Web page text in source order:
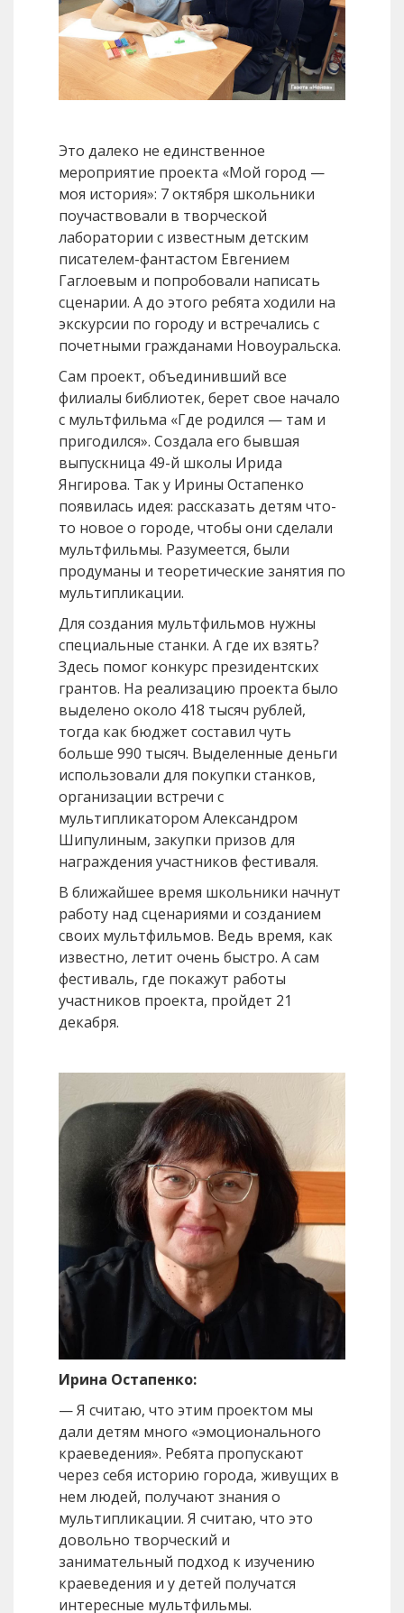
Это далеко не единственное
мероприятие проекта «Мой город —
моя история»: 7 октября школьники
поучаствовали в творческой
лаборатории с известным детским
писателем-фантастом Евгением
Гаглоевым и попробовали написать
сценарии. А до этого ребята ходили на
экскурсии по городу и встречались с
почетными гражданами Новоуральска.
Сам проект, объединивший все
филиалы библиотек, берет свое начало
с мультфильма «Где родился — там и
пригодился». Создала его бывшая
выпускница 49-й школы Ирида
Янгирова. Так у Ирины Остапенко
появилась идея: рассказать детям что-
то новое о городе, чтобы они сделали
мультфильмы. Разумеется, были
продуманы и теоретические занятия по
мультипликации.
Для создания мультфильмов нужны
специальные станки. А где их взять?
Здесь помог конкурс президентских
грантов. На реализацию проекта было
выделено около 418 тысяч рублей,
тогда как бюджет составил чуть
больше 990 тысяч. Выделенные деньги
использовали для покупки станков,
организации встречи с
мультипликатором Александром
Шипулиным, закупки призов для
награждения участников фестиваля.
В ближайшее время школьники начнут
работу над сценариями и созданием
своих мультфильмов. Ведь время, как
известно, летит очень быстро. А сам
фестиваль, где покажут работы
участников проекта, пройдет 21
декабря.
Ирина Остапенко:
— Я считаю, что этим проектом мы
дали детям много «эмоционального
краеведения». Ребята пропускают
через себя историю города, живущих в
нем людей, получают знания о
мультипликации. Я считаю, что это
довольно творческий и
занимательный подход к изучению
краеведения и у детей получатся
интересные мультфильмы.